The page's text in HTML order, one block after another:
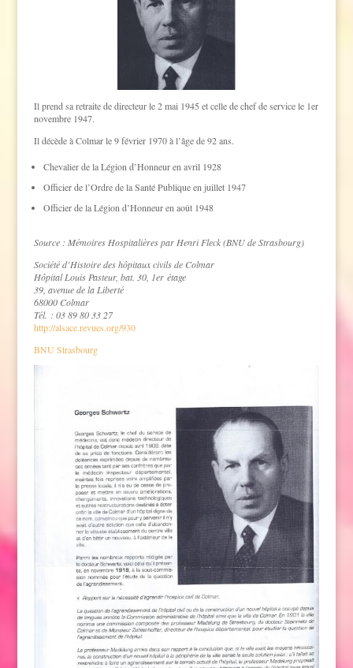
Il prend sa retraite de directeur le 2 mai 1945 et celle de chef de service le 1er
novembre 1947.
Il décède à Colmar le 9 février 1970 à l’âge de 92 ans.
Chevalier de la Légion d’Honneur en avril 1928
Officier de l’Ordre de la Santé Publique en juillet 1947
Officier de la Légion d’Honneur en août 1948
Source : Mémoires Hospitalières par Henri Fleck (BNU de Strasbourg)
Société d’Histoire des hôpitaux civils de Colmar
Hôpital Louis Pasteur, bat. 30, 1er étage
39, avenue de la Liberté
68000 Colmar
Tél. : 03 89 80 33 27
http://alsace.revues.org/930
BNU Strasbourg